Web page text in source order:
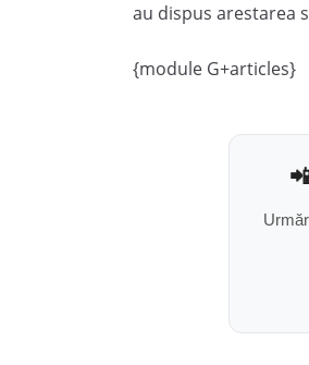
au dispus arestarea
{module G+articles}